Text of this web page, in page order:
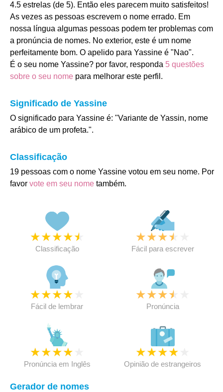
4.5 estrelas (de 5). Então eles parecem muito satisfeitos!
As vezes as pessoas escrevem o nome errado. Em
nossa língua algumas pessoas podem ter problemas com
a pronúncia de nomes. No exterior, este é um nome
perfeitamente bom. O apelido para Yassine é "Nao".
É o seu nome Yassine? por favor, responda 5 questões
sobre o seu nome para melhorar este perfil.
Significado de Yassine
O significado para Yassine é: "Variante de Yassin, nome
arábico de um profeta.".
Classificação
19 pessoas com o nome Yassine votou em seu nome. Por
favor vote em seu nome também.
★★★★★
Classificação
★★★★
Fácil para escrever
★★★★
Fácil de lembrar
★★★★
Pronúncia
★★★★
Pronúncia em Inglês
★★★★
Opinião de estrangeiros
Gerador de nomes